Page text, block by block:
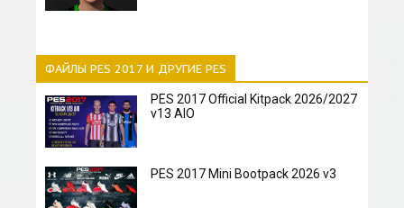
ФАЙЛЫ PES 2017 И ДРУГИЕ PES
PES 2017 Official Kitpack 2026/2027
v13 AIO
PES 2017 Mini Bootpack 2026 v3